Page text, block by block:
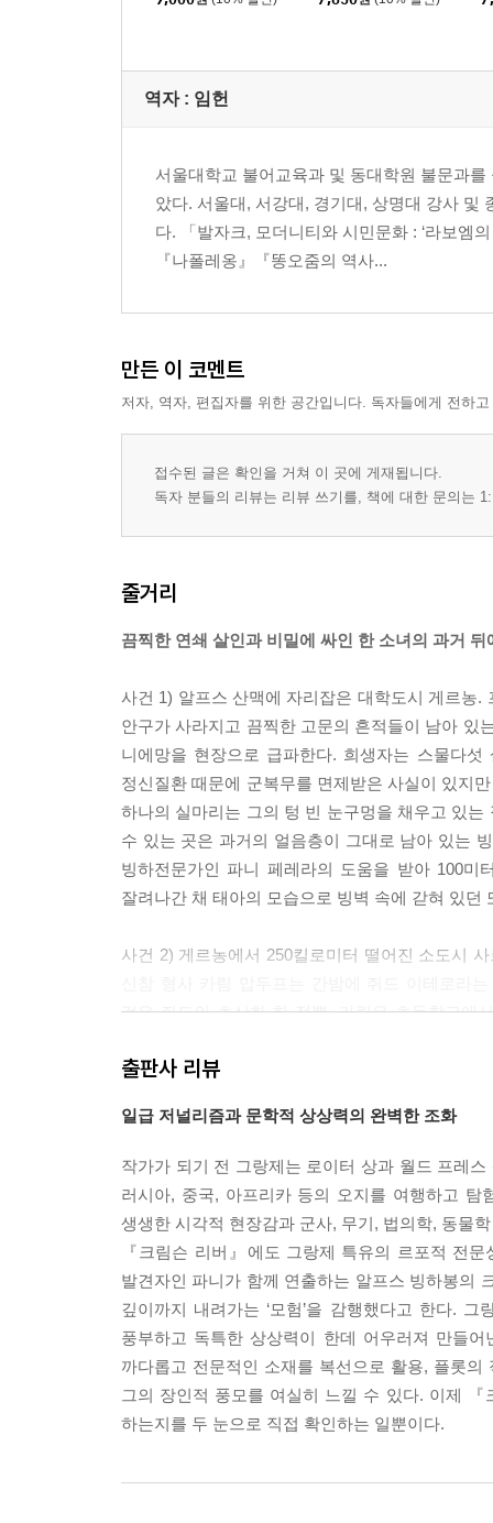
역자 : 임헌
서울대학교 불어교육과 및 동대학원 불문과
았다. 서울대, 서강대, 경기대, 상명대 강사 및
다. 「발자크, 모더니티와 시민문화 : ‘라보엠
『나폴레옹』『똥오줌의 역사...
만든 이 코멘트
저자, 역자, 편집자를 위한 공간입니다. 독자들에게 전하
접수된 글은 확인을 거쳐 이 곳에 게재됩니다.
독자 분들의 리뷰는 리뷰 쓰기를, 책에 대한 문의는
줄거리
끔찍한 연쇄 살인과 비밀에 싸인 한 소녀의 과거 뒤
사건 1) 알프스 산맥에 자리잡은 대학도시 게르농
안구가 사라지고 끔찍한 고문의 흔적들이 남아 있
니에망을 현장으로 급파한다. 희생자는 스물다
정신질환 때문에 군복무를 면제받은 사실이 있지
하나의 실마리는 그의 텅 빈 눈구멍을 채우고 있
수 있는 곳은 과거의 얼음층이 그대로 남아 있는
빙하전문가인 파니 페레라의 도움을 받아 100
잘려나간 채 태아의 모습으로 빙벽 속에 갇혀 있
사건 2) 게르농에서 250킬로미터 떨어진 소도시
것은 쥐드의 초상화 한 점뿐. 카림은 초등학교에
만나러 간다. 수녀는 15년 전 한 여자가 자신을
말했다고 한다. 쥐드의 과거 행적을 좇던 카림은
처참하게 사망했다는 사실을 알아내는데……
동일한 수법으로 자행되는 잔혹한 연쇄살인과
완벽한 인간’을 향한 광기에 사로잡힌 한 폐쇄
단초는 작품의 제목에 숨어 있다. 선홍빛 강……
출판사 리뷰
일급 저널리즘과 문학적 상상력의 완벽한 조화
작가가 되기 전 그랑제는 로이터 상과 월드 프레
러시아, 중국, 아프리카 등의 오지를 여행하고
생생한 시각적 현장감과 군사, 무기, 법의학, 동물
『크림슨 리버』에도 그랑제 특유의 르포적 전
발견자인 파니가 함께 연출하는 알프스 빙하봉의
깊이까지 내려가는 ‘모험’을 감행했다고 한다.
풍부하고 독특한 상상력이 한데 어우러져 만들
까다롭고 전문적인 소재를 복선으로 활용, 플롯
그의 장인적 풍모를 여실히 느낄 수 있다. 이제
하는지를 두 눈으로 직접 확인하는 일뿐이다.